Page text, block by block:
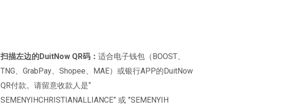
扫描左边的DuitNow QR码：适合电子钱包（BOOST、
TNG、GrabPay、Shopee、MAE）或银行APP的DuitNow
QR付款。请留意收款人是“
SEMENYIHCHRISTIANALLIANCE” 或 ”SEMENYIH